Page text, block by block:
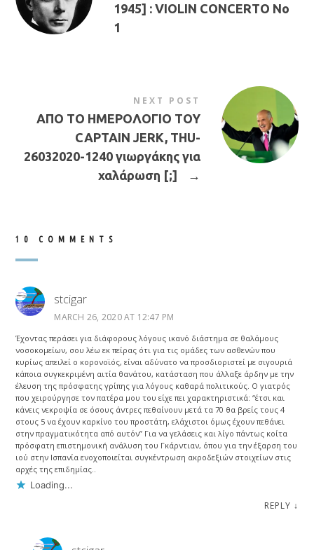
1945] : VIOLIN CONCERTO No
1
NEXT POST
ΑΠΟ ΤΟ ΗΜΕΡΟΛΟΓΙΟ ΤΟΥ
CAPTAIN JERK, THU-
26032020-1240 γιωργάκης για
χαλάρωση [;]
→
10 COMMENTS
stcigar
MARCH 26, 2020 AT 12:47 PM
Έχοντας περάσει για διάφορους λόγους ικανό διάστημα σε θαλάμους
νοσοκομείων, σου λέω εκ πείρας ότι για τις ομάδες των ασθενών που
κυρίως απειλεί ο κορονοϊός, είναι αδύνατο να προσδιοριστεί με σιγουριά
κάποια συγκεκριμένη αιτία θανάτου, κατάσταση που άλλαξε άρδην με την
έλευση της πρόσφατης γρίπης για λόγους καθαρά πολιτικούς. Ο γιατρός
που χειρούργησε τον πατέρα μου του είχε πει χαρακτηριστικά: “έτσι και
κάνεις νεκροψία σε όσους άντρες πεθαίνουν μετά τα 70 θα βρείς τους 4
στους 5 να έχουν καρκίνο του προστάτη, ελάχιστοι όμως έχουν πεθάνει
στην πραγματικότητα από αυτόν” Για να γελάσεις και λίγο πάντως κοίτα
πρόσφατη επιστημονική ανάλυση του Γκάρντιαν, όπου για την έξαρση του
ιού στην Ισπανία ενοχοποιείται συγκέντρωση ακροδεξιών στοιχείων στις
αρχές της επιδημίας..
Loading...
REPLY ↓